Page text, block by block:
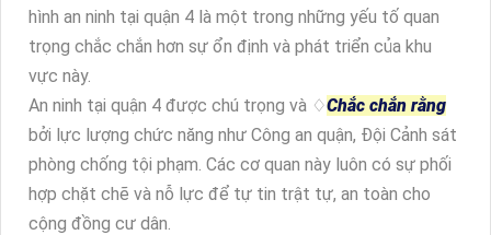
hình an ninh tại quận 4 là một trong những yếu tố quan
trọng chắc chắn hơn sự ổn định và phát triển của khu
vực này.
An ninh tại quận 4 được chú trọng và ♢Chắc chắn rằng
bởi lực lượng chức năng như Công an quận, Đội Cảnh sát
phòng chống tội phạm. Các cơ quan này luôn có sự phối
hợp chặt chẽ và nỗ lực để tự tin trật tự, an toàn cho
cộng đồng cư dân.